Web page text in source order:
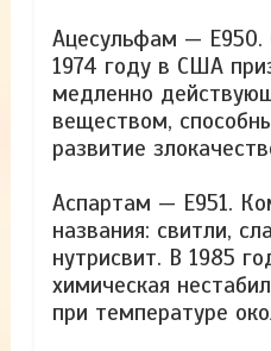
Ацесульфам — Е950.
1974 году в США
медленно
веществом,
развитие
Аспартам — Е951.
названия: свитли,
нутрисвит. В 1985
химическая
при температуре